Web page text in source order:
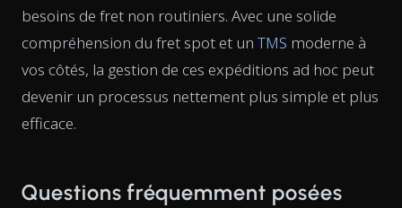
besoins de fret non routiniers. Avec une solide
compréhension du fret spot et un TMS moderne à
vos côtés, la gestion de ces expéditions ad hoc peut
devenir un processus nettement plus simple et plus
efficace.
Questions fréquemment posées